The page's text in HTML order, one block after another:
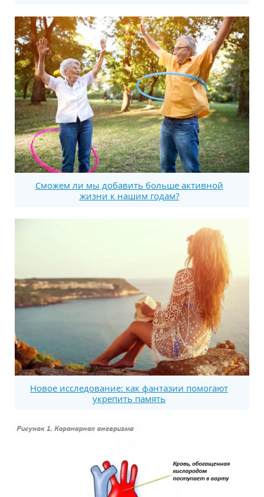
Сможем ли мы добавить больше активной
жизни к нашим годам?
Новое исследование: как фантазии помогают
укрепить память